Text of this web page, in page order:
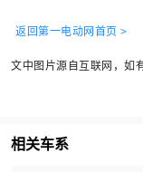
返回第一电动网首页 >
文中图片源自互联网，如
相关车系